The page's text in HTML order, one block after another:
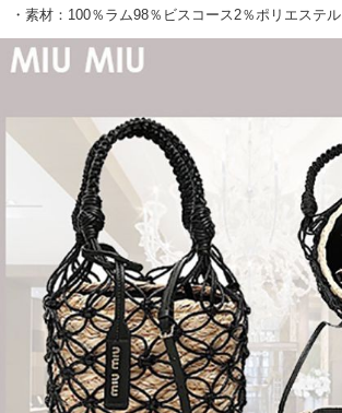
・素材：100％ラム98％ビスコース2％ポリエステル